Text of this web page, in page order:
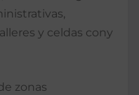
y celdas cony
zonas